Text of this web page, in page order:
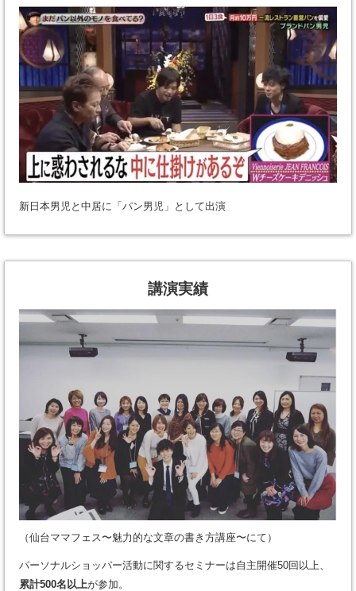
新日本男児と中居に「パン男児」として出演
講演実績
（仙台ママフェス〜魅力的な文章の書き方講座〜にて）
パーソナルショッパー活動に関するセミナーは自主開催50回以上、
累計500名以上が参加。